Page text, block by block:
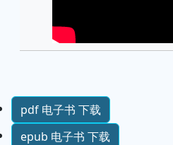
pdf 电子书 下载
epub 电子书 下载